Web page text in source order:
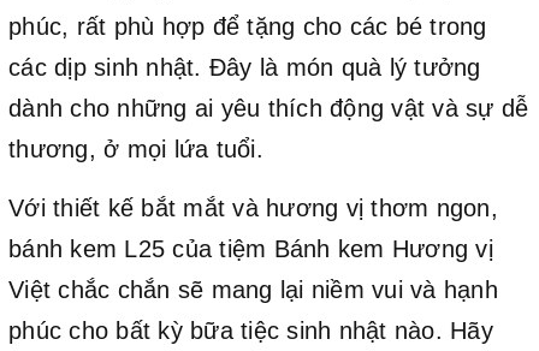
phúc, rất phù hợp để tặng cho các bé trong
các dịp sinh nhật. Đây là món quà lý tưởng
dành cho những ai yêu thích động vật và sự dễ
thương, ở mọi lứa tuổi.
Với thiết kế bắt mắt và hương vị thơm ngon,
bánh kem L25 của tiệm Bánh kem Hương vị
Việt chắc chắn sẽ mang lại niềm vui và hạnh
phúc cho bất kỳ bữa tiệc sinh nhật nào. Hãy